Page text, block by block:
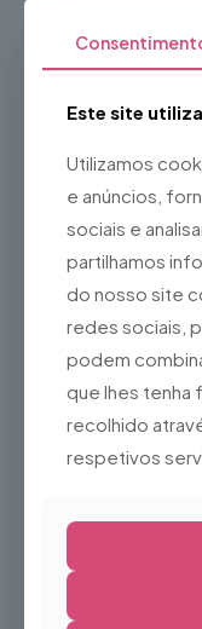
Sistema de
Estrutura
Ideal para:
Patinagem no
Utilização
Pistas de gelo
Nota:
normais de
das lâminas antes
Este site
Utilizamos
e anúncios,
sociais e
partilhamos
do nosso site
redes sociais,
podem
que lhes tenha
recolhido
respetivos